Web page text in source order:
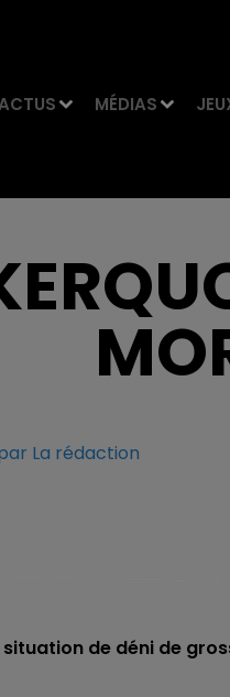
MÉDIAS
La rédaction
de déni de